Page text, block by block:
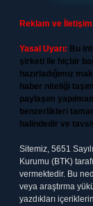
Reklam ve
Yasal Uyarı: Bu
şirketi ile hiçbir
hazırladığımız
haber niteliği
paylaşım
benzerlikleri
halindedir ve
Sitemiz, 5651
Kurumu (BTK)
vermektedir. Bu
veya araştırma
yazdıkları